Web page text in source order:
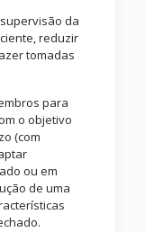
da
reduzir
tomadas
para
o objetivo
(com
ou em
de uma